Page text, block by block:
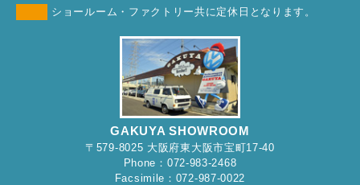
ショールーム・ファクトリー共に定休日となります。
GAKUYA SHOWROOM
〒579-8025 大阪府東大阪市宝町17-40
Phone：072-983-2468
Facsimile：072-987-0022